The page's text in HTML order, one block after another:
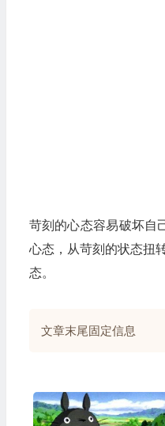
苛刻的心态容易破坏自
心态，从苛刻的状态扭
态。
文章末尾固定信息